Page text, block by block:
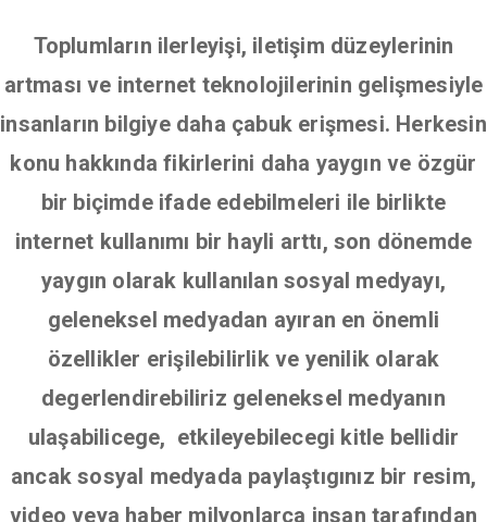
Toplumların ilerleyişi, iletişim düzeylerinin
artması ve internet teknolojilerinin gelişmesiyle
insanların bilgiye daha çabuk erişmesi. Herkesin
konu hakkında fikirlerini daha yaygın ve özgür
bir biçimde ifade edebilmeleri ile birlikte
internet kullanımı bir hayli arttı, son dönemde
yaygın olarak kullanılan sosyal medyayı,
geleneksel medyadan ayıran en önemli
özellikler erişilebilirlik ve yenilik olarak
degerlendirebiliriz geleneksel medyanın
ulaşabilicege, etkileyebilecegi kitle bellidir
ancak sosyal medyada paylaştıgınız bir resim,
video veya haber milyonlarca insan tarafından